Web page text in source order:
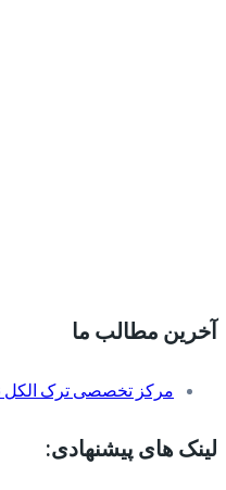
آخرین مطالب ما
مرکز تخصصی ترک الکل
لینک های پیشنهادی: